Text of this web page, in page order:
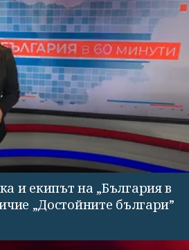
и екипът на „България в
„Достойните българи”